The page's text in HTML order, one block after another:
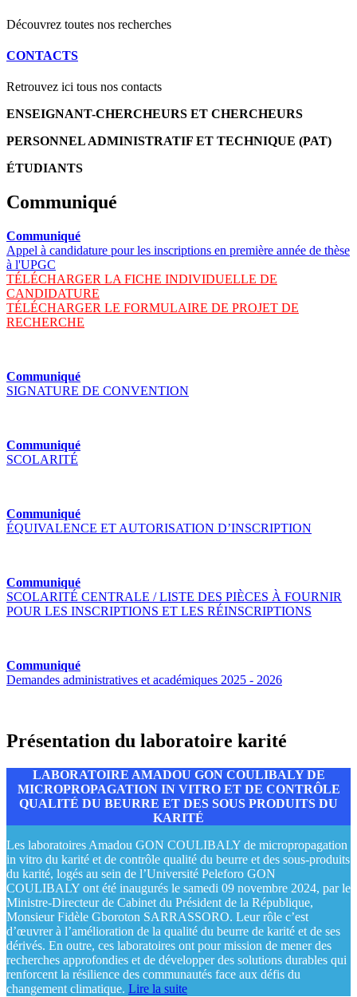
Découvrez toutes nos recherches
CONTACTS
Retrouvez ici tous nos contacts
ENSEIGNANT-CHERCHEURS ET CHERCHEURS
PERSONNEL ADMINISTRATIF ET TECHNIQUE (PAT)
ÉTUDIANTS
Communiqué
Communiqué
Appel à candidature pour les inscriptions en première année de thèse
à l'UPGC
TÉLÉCHARGER LA FICHE INDIVIDUELLE DE
CANDIDATURE
TÉLÉCHARGER LE FORMULAIRE DE PROJET DE
RECHERCHE
Communiqué
SIGNATURE DE CONVENTION
Communiqué
SCOLARITÉ
Communiqué
ÉQUIVALENCE ET AUTORISATION D’INSCRIPTION
Communiqué
SCOLARITÉ CENTRALE / LISTE DES PIÈCES À FOURNIR
POUR LES INSCRIPTIONS ET LES RÉINSCRIPTIONS
Communiqué
Demandes administratives et académiques 2025 - 2026
Présentation du laboratoire karité
LABORATOIRE AMADOU GON COULIBALY DE
MICROPROPAGATION IN VITRO ET DE CONTRÔLE
QUALITÉ DU BEURRE ET DES SOUS PRODUITS DU
KARITÉ
Les laboratoires Amadou GON COULIBALY de micropropagation
in vitro du karité et de contrôle qualité du beurre et des sous-produits
du karité, logés au sein de l’Université Peleforo GON
COULIBALY ont été inaugurés le samedi 09 novembre 2024, par le
Ministre-Directeur de Cabinet du Président de la République,
Monsieur Fidèle Gboroton SARRASSORO. Leur rôle c’est
d’œuvrer à l’amélioration de la qualité du beurre de karité et de ses
dérivés. En outre, ces laboratoires ont pour mission de mener des
recherches approfondies et de développer des solutions durables qui
renforcent la résilience des communautés face aux défis du
changement climatique. Lire la suite